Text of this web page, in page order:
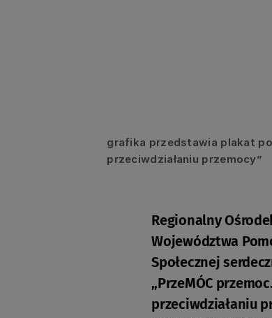
grafika przedstawia plakat
przeciwdziałaniu przemocy”
Regionalny
Województwa
Społecznej
„PrzeMÓC
przeciwdziałaniu